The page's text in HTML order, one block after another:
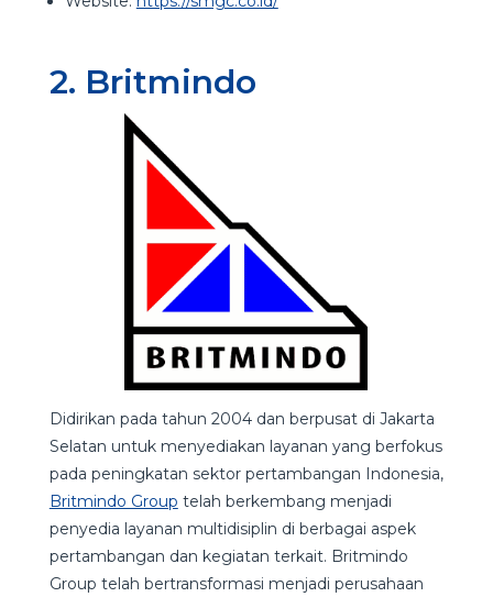
2. Britmindo
Didirikan pada tahun 2004 dan berpusat di Jakarta
Selatan untuk menyediakan layanan yang berfokus
pada peningkatan sektor pertambangan Indonesia,
Britmindo Group telah berkembang menjadi
penyedia layanan multidisiplin di berbagai aspek
pertambangan dan kegiatan terkait. Britmindo
Group telah bertransformasi menjadi perusahaan